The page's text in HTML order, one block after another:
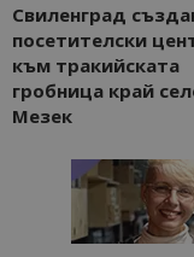
Свиленград
посетителски
към тракийската
гробница край
Мезек